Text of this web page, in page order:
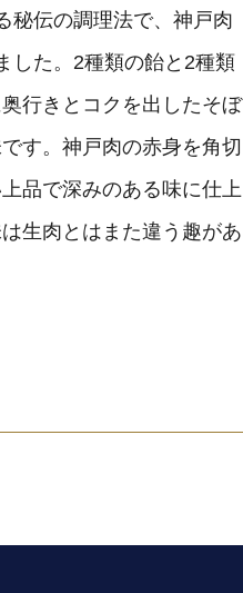
秘伝の調理法で、神戸肉
した。2種類の飴と2種類
行きとコクを出したそぼ
す。神戸肉の赤身を角切
品で深みのある味に仕上
生肉とはまた違う趣があ